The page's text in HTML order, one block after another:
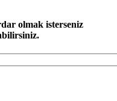
olmak isterseniz